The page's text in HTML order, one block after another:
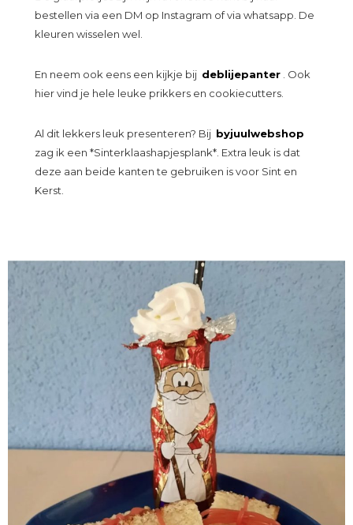
bestellen via een DM op Instagram of via whatsapp. De
kleuren wisselen wel.
En neem ook eens een kijkje bij deblijepanter
. Ook
hier vind je hele leuke prikkers en cookiecutters.
Al dit lekkers leuk presenteren? Bij byjuulwebshop
zag ik een *Sinterklaashapjesplank*. Extra leuk is dat
deze aan beide kanten te gebruiken is voor Sint en
Kerst.